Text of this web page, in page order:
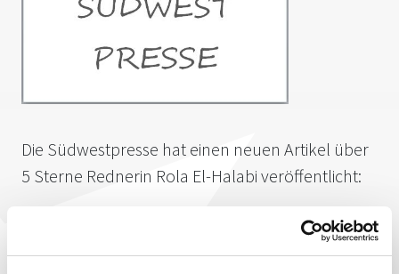
Die Südwestpresse hat einen neuen Artikel über
5 Sterne Rednerin Rola El-Halabi veröffentlicht:
Mixed Martial Arts: Käfigkämpfe in der Ulmer